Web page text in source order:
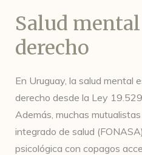
Salud
derecho
En Uruguay, la salud mental
derecho desde la Ley
Además, muchas
integrado de salud
psicológica con copagos